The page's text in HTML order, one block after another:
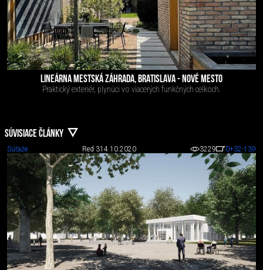
LINEÁRNA MESTSKÁ ZÁHRADA, BRATISLAVA - NOVÉ MESTO
Praktický exteriér, plynúci vo viacerých funkčných celkoch.
SÚVISIACE ČLÁNKY
Súťaže Red 314.10.2020 3229 0+32-139